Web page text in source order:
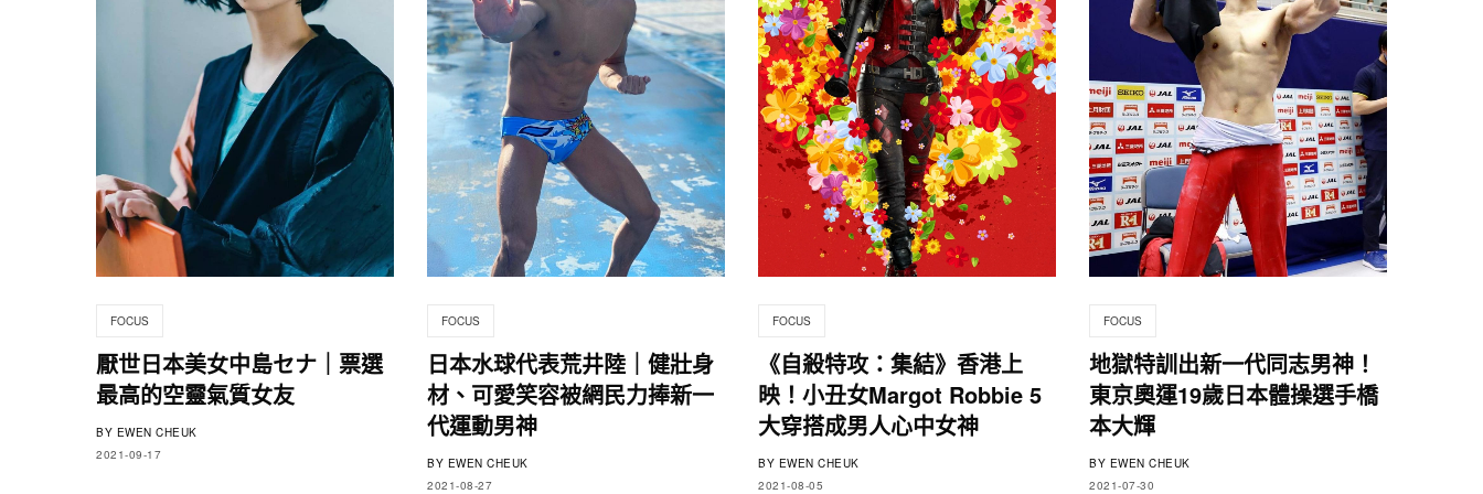
FOCUS
厭世日本美女中島セナ｜票選
最高的空靈氣質女友
BY EWEN CHEUK
2021-09-17
FOCUS
日本水球代表荒井陸｜健壯身
材、可愛笑容被網民力捧新一
代運動男神
BY EWEN CHEUK
2021-08-27
FOCUS
《自殺特攻：集結》香港上
映！小丑女Margot Robbie 5
大穿搭成男人心中女神
BY EWEN CHEUK
2021-08-05
FOCUS
地獄特訓出新一代同志男神！
東京奧運19歲日本體操選手橋
本大輝
BY EWEN CHEUK
2021-07-30